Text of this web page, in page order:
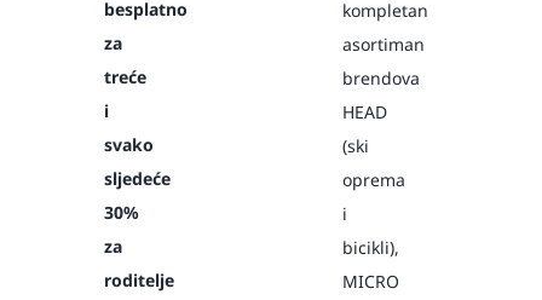
besplatno
za
treće
i
svako
sljedeće
30%
za
roditelje
kompletan
asortiman
brendova
HEAD
(ski
oprema
i
bicikli),
MICRO